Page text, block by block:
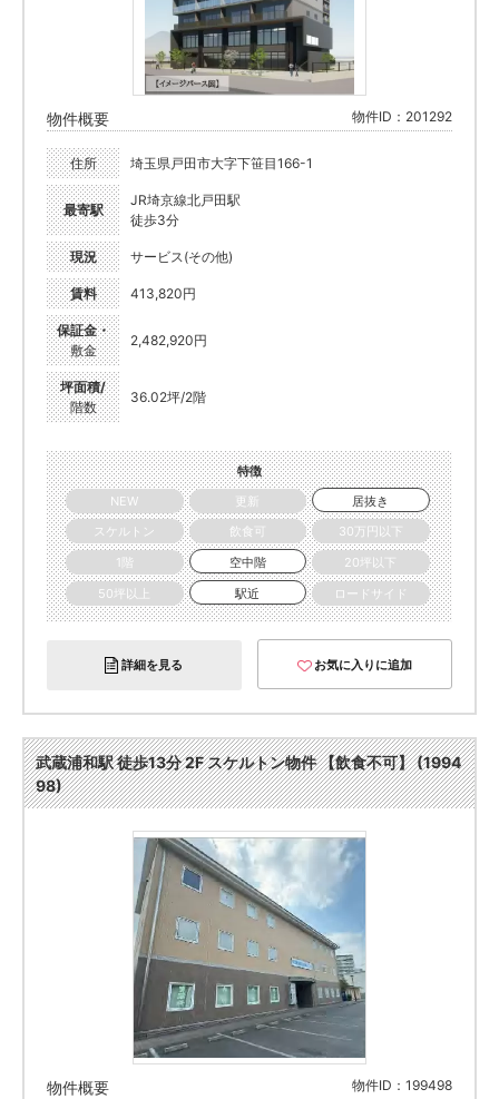
物件概要 物件ID：201292
住所 埼玉県戸田市大字下笹目166-1
最寄駅
JR埼京線北戸田駅
徒歩3分
現況 サービス(その他)
賃料 413,820円
保証金・
敷金
2,482,920円
坪面積/
階数
36.02坪/2階
特徴
NEW
更新
居抜き
スケルトン
飲食可
30万円以下
1階
空中階
20坪以下
50坪以上
駅近 ロードサイド
詳細を見る お気に入りに追加
武蔵浦和駅 徒歩13分 2F スケルトン物件 【飲食不可】 (1994
98)
物件概要 物件ID：199498